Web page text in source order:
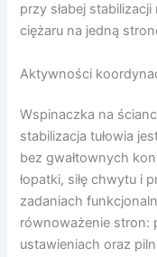
przy słabej
ciężaru na jedną
Aktywności
Wspinaczka na
stabilizacja tułowia
bez gwałtownych
łopatki, siłę chwytu i
zadaniach
równoważenie stron:
ustawieniach oraz